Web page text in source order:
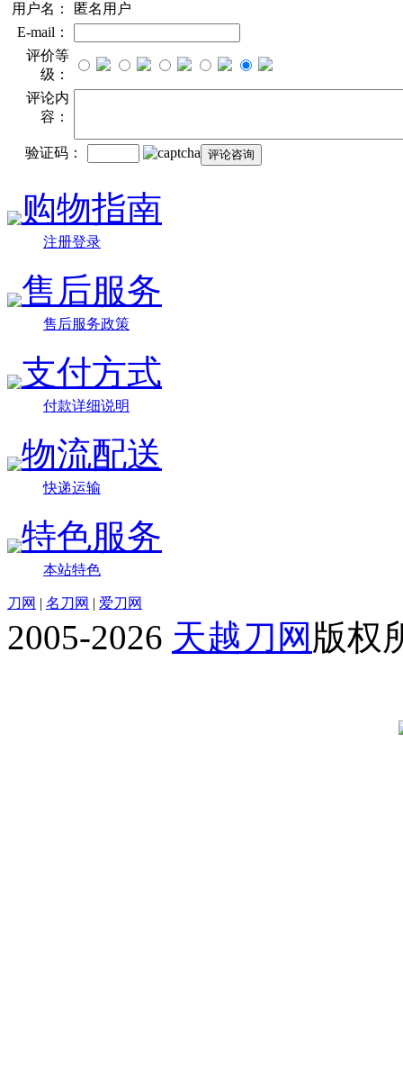
用户名：
匿名用户
E-mail：
评价等
级：
评论内
容：
验证码：
购物指南
注册登录
售后服务
售后服务政策
支付方式
付款详细说明
物流配送
快递运输
特色服务
本站特色
刀网 | 名刀网 | 爱刀网
2005-2026 天越刀网 版权